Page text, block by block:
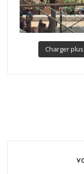
Charger plus